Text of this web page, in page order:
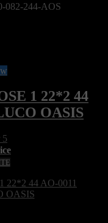
082-244-AOS
1 22*2 44
OASIS
5